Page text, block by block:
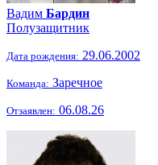
Вадим Бардин
Полузащитник
Дата рождения: 29.06.2002
Команда: Заречное
Отзаявлен: 06.08.26